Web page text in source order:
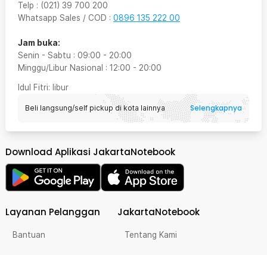
Telp : (021) 39 700 200
Whatsapp Sales / COD : 0896 135 222 00
Jam buka:
Senin - Sabtu : 09:00 - 20:00
Minggu/Libur Nasional : 12:00 - 20:00
Idul Fitri: libur
Beli langsung/self pickup di kota lainnya Selengkapnya
Download Aplikasi JakartaNotebook
Layanan Pelanggan
Bantuan
JakartaNotebook
Tentang Kami